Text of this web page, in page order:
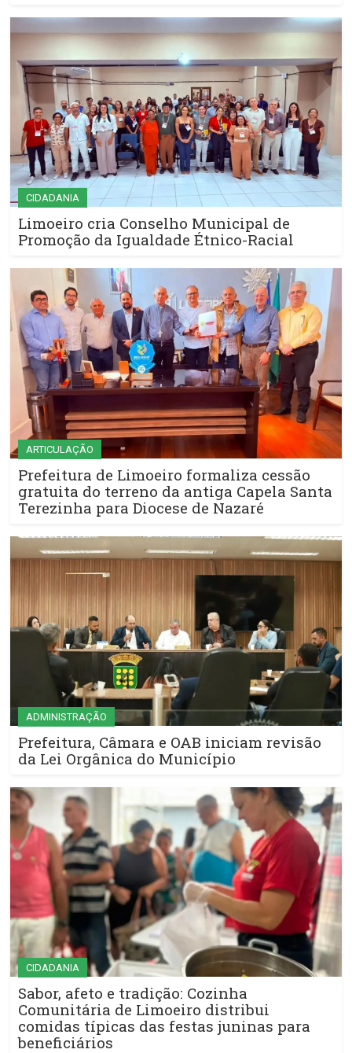
CIDADANIA
Limoeiro cria Conselho Municipal de
Promoção da Igualdade Étnico-Racial
ARTICULAÇÃO
Prefeitura de Limoeiro formaliza cessão
gratuita do terreno da antiga Capela Santa
Terezinha para Diocese de Nazaré
ADMINISTRAÇÃO
Prefeitura, Câmara e OAB iniciam revisão
da Lei Orgânica do Município
CIDADANIA
Sabor, afeto e tradição: Cozinha
Comunitária de Limoeiro distribui
comidas típicas das festas juninas para
beneficiários